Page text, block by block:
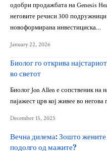
одобри продажбата на Genesis
неговите речиси 300
новоформирана инвестициска…
January 22, 2026
Биолог го открива
во светот
Биолог Jon Allen е сопственик на
пајажест црв кој живее во негова
December 15, 2025
Вечна дилема: Зошто
подолго од мажите?